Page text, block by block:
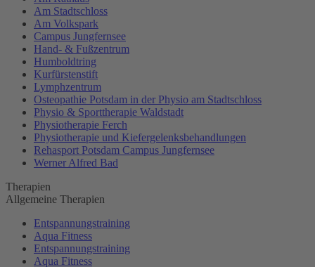
Am Stadtschloss
Am Volkspark
Campus Jungfernsee
Hand- & Fußzentrum
Humboldtring
Kurfürstenstift
Lymphzentrum
Osteopathie Potsdam in der Physio am Stadtschloss
Physio & Sporttherapie Waldstadt
Physiotherapie Ferch
Physiotherapie und Kiefergelenksbehandlungen
Rehasport Potsdam Campus Jungfernsee
Werner Alfred Bad
Therapien
Allgemeine Therapien
Entspannungstraining
Aqua Fitness
Entspannungstraining
Aqua Fitness